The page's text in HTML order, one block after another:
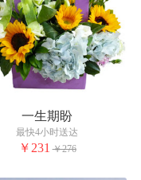
一生期盼
最快4小时送达
￥231 ￥276